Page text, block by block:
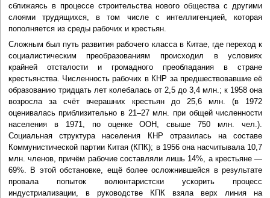
сближаясь в процессе строительства нового общества с другими
слоями трудящихся, в том числе с интеллигенцией, которая
пополняется из среды рабочих и крестьян.
Сложным был путь развития рабочего класса в Китае, где переход к
социалистическим преобразованиям происходил в условиях
крайней отсталости и громадного преобладания в стране
крестьянства. Численность рабочих в КНР за предшествовавшие её
образованию тридцать лет колебалась от 2,5 до 3,4 млн.; к 1958 она
возросла за счёт вчерашних крестьян до 25,6 млн. (в 1972
оценивалась приблизительно в 21–27 млн. при общей численности
населения в 1971, по оценке ООН, свыше 750 млн. чел.).
Социальная структура населения КНР отразилась на составе
Коммунистической партии Китая (КПК); в 1956 она насчитывала 10,7
млн. членов, причём рабочие составляли лишь 14%, а крестьяне —
69%. В этой обстановке, ещё более осложнившейся в результате
провала попыток волюнтаристски ускорить процесс
индустриализации, в руководстве КПК взяла верх линия на